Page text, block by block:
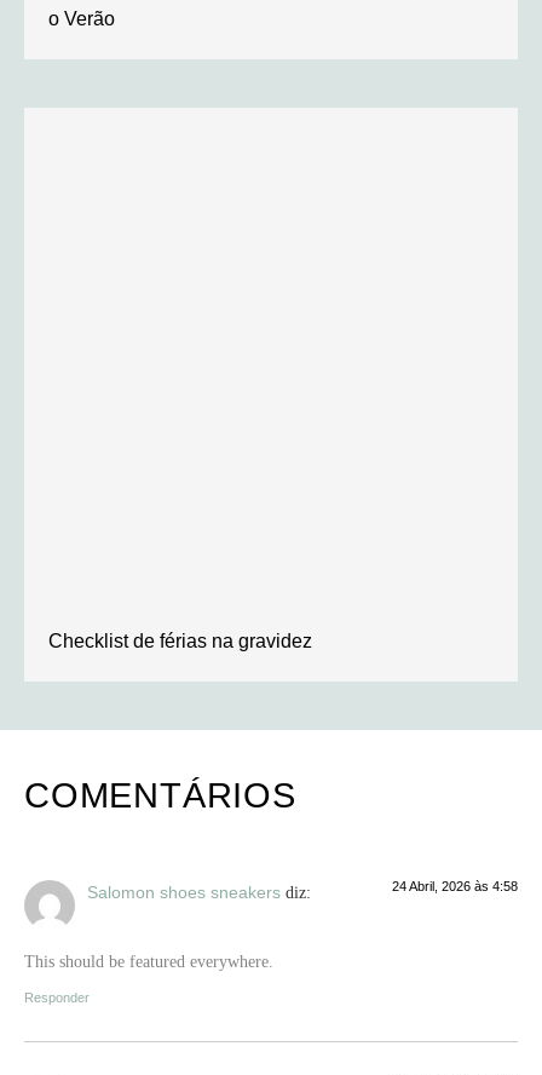
o Verão
Checklist de férias na gravidez
COMENTÁRIOS
Salomon shoes sneakers diz: 24 Abril, 2026 às 4:58
This should be featured everywhere.
Responder